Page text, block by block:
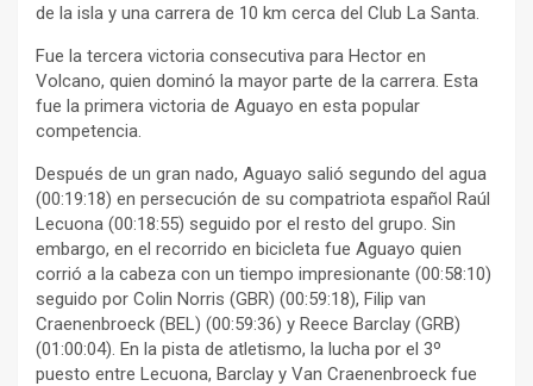
de la isla y una carrera de 10 km cerca del Club La Santa.
Fue la tercera victoria consecutiva para Hector en
Volcano, quien dominó la mayor parte de la carrera. Esta
fue la primera victoria de Aguayo en esta popular
competencia.
Después de un gran nado, Aguayo salió segundo del agua
(00:19:18) en persecución de su compatriota español Raúl
Lecuona (00:18:55) seguido por el resto del grupo. Sin
embargo, en el recorrido en bicicleta fue Aguayo quien
corrió a la cabeza con un tiempo impresionante (00:58:10)
seguido por Colin Norris (GBR) (00:59:18), Filip van
Craenenbroeck (BEL) (00:59:36) y Reece Barclay (GRB)
(01:00:04). En la pista de atletismo, la lucha por el 3º
puesto entre Lecuona, Barclay y Van Craenenbroeck fue